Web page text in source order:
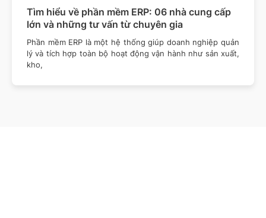
Tìm hiểu về phần mềm ERP: 06 nhà cung cấp
lớn và những tư vấn từ chuyên gia
Phần mềm ERP là một hệ thống giúp doanh nghiệp quản
lý và tích hợp toàn bộ hoạt động vận hành như sản xuất,
kho,